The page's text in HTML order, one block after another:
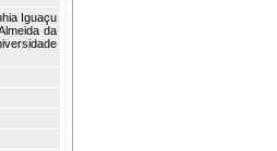
Iguaçu
da